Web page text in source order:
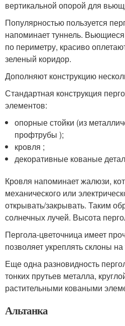
вертикальной опорой для
Популярностью пользуется
напоминает туннель.
по периметру, красиво
зеленый коридор.
Дополняют конструкцию
Стандартная конструкция
элементов:
опорные стойки (из
профтрубы );
кровля ;
декоративные кованые
Кровля напоминает жалюзи,
механического или
открывать/закрывать. Таким
солнечных лучей. Высота
Пергола-цветочница имеет
позволяет укреплять склоны на
Еще одна разновидность
тонких прутьев металла,
растительными коваными
Альтанка